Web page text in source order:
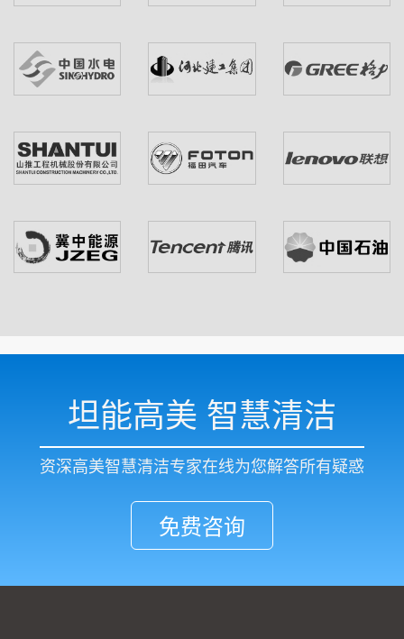
坦能高美 智慧清洁
资深高美智慧清洁专家在线为您解答所有疑惑
免费咨询